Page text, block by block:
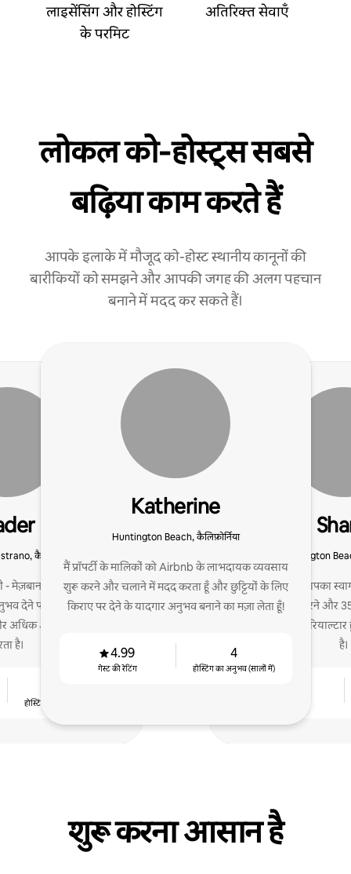
लाइसेंसिंग और होस्टिंग
के परमिट
अतिरिक्त सेवाएँ
लोकल को‑होस्ट्स सबसे
बढ़िया काम करते हैं
आपके इलाके में मौजूद को-होस्ट स्थानीय कानूनों की
बारीकियों को समझने और आपकी जगह की अलग पहचान
बनाने में मदद कर सकते हैं।
कैलिफ़ोर्निया
मेज़बान होने के नाते, मैं अपने
देने पर ध्यान केंद्रित करता
और अधिक आय के लिए अनुवाद
है।
होस्टिंग का अनुभव (सालों में)
Katherine
Huntington Beach, कैलिफ़ोर्निया
मैं प्रॉपर्टी के मालिकों को Airbnb के लाभदायक व्यवसाय
शुरू करने और चलाने में मदद करता हूँ और छुट्टियों के लिए
किराए पर देने के यादगार अनुभव बनाने का मज़ा लेता हूँ!
4.99
गेस्ट की रेटिंग
4
होस्टिंग का अनुभव (सालों में)
Huntington
मेरी प्रोफ़ाइल में आपका
समय से मेज़बानी करने और
मैं एक लाइसेंसशुदा
है।
शुरू करना आसान है